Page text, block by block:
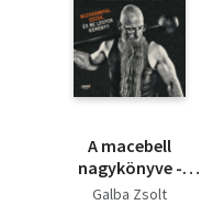
Történelem
A macebell
nagykönyve -
Buzogánnyal edzek, és
Galba Zsolt